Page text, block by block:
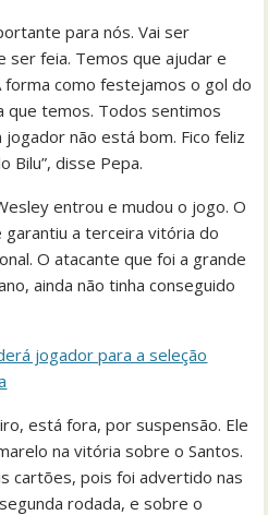
para nós. Vai ser
ser feia. Temos que ajudar e
forma como festejamos o gol do
que temos. Todos sentimos
não está bom. Fico feliz
Bilu”, disse Pepa.
entrou e mudou o jogo. O
a terceira vitória do
O atacante que foi a grande
ainda não tinha conseguido
jogador para a seleção
está fora, por suspensão. Ele
na vitória sobre o Santos.
cartões, pois foi advertido nas
rodada, e sobre o